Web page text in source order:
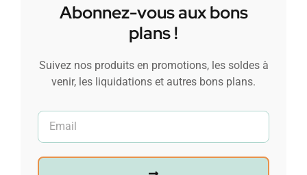
Abonnez-vous aux bons
plans !
Suivez nos produits en promotions, les soldes à
venir, les liquidations et autres bons plans.